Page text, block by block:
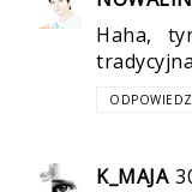
Haha,
ODPOWIEDZ
K_MAJA